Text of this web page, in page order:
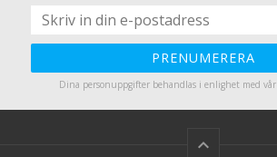
PRENUMERERA
Dina personuppgifter behandlas i enlighet med vår
keyboard_arrow_up